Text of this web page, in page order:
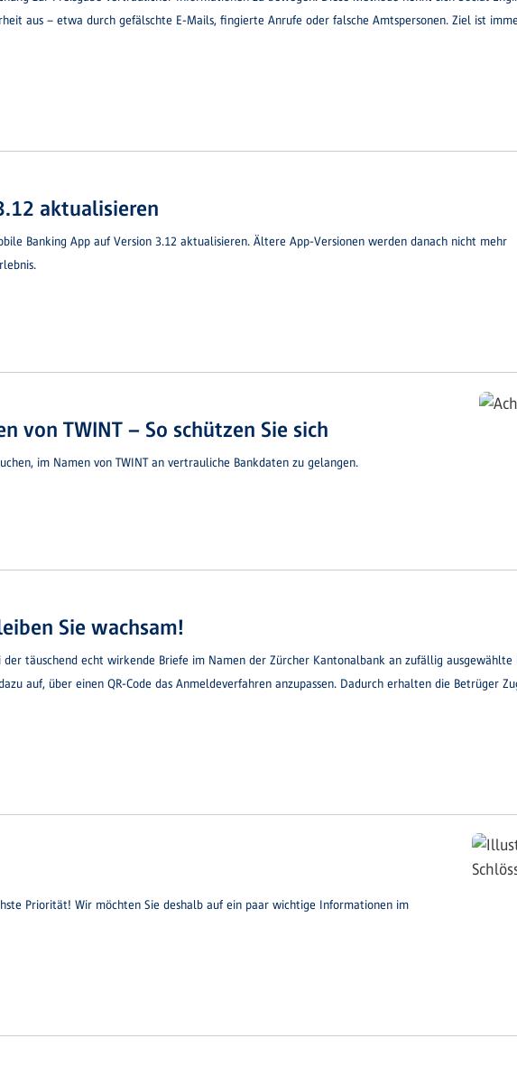
aus – etwa durch gefälschte E-Mails, fingierte Anrufe oder falsche Amtspersonen. Ziel ist
aktualisieren
Banking App auf Version 3.12 aktualisieren. Ältere App-Versionen werden danach nicht mehr
von TWINT – So schützen Sie sich
im Namen von TWINT an vertrauliche Bankdaten zu gelangen.
Sie wachsam!
täuschend echt wirkende Briefe im Namen der Zürcher Kantonalbank an zufällig ausgewählte
auf, über einen QR-Code das Anmeldeverfahren anzupassen. Dadurch erhalten die Betrüger
Priorität! Wir möchten Sie deshalb auf ein paar wichtige Informationen im